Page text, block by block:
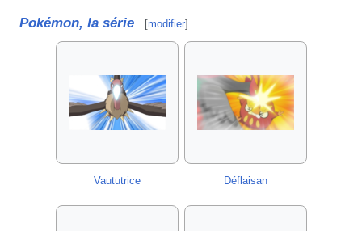
Pokémon, la série [modifier]
Vaututrice Déflaisan